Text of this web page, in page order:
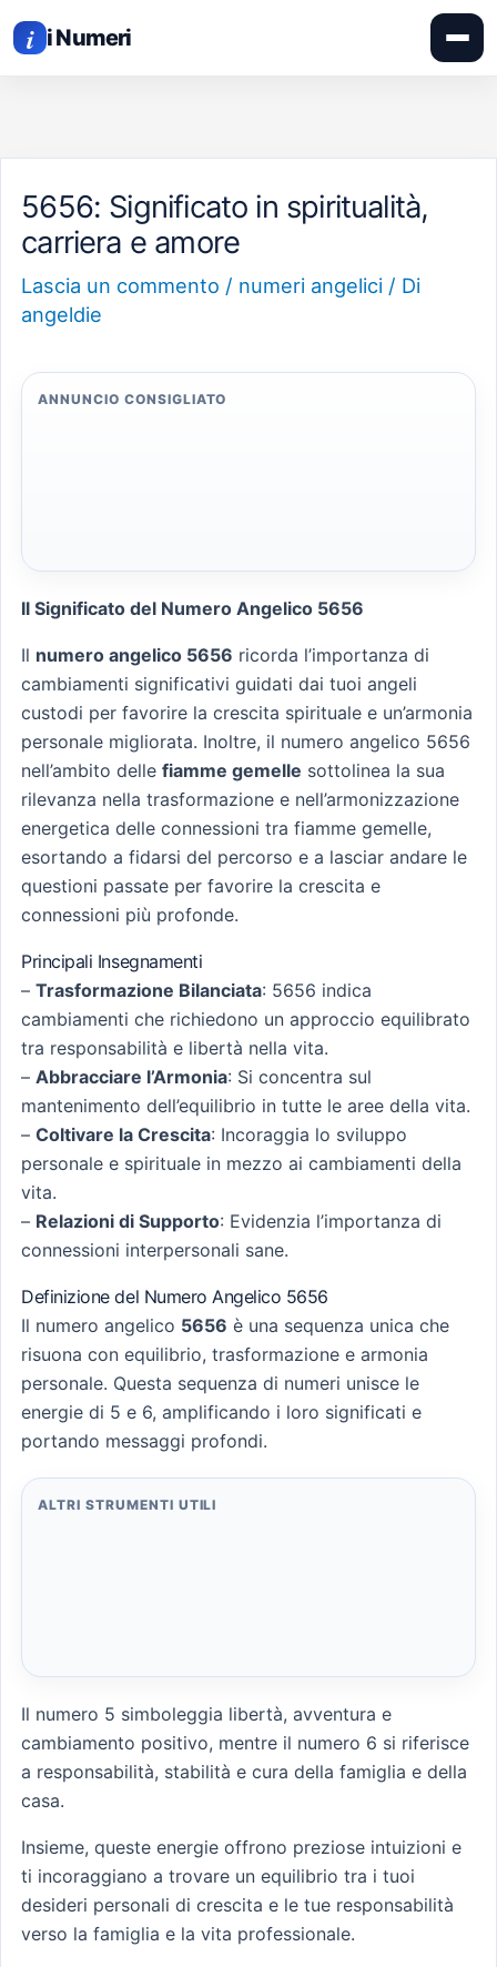
i i Numeri
IL
al
5656: Significato in spiritualità,
carriera e amore
Lascia un commento / numeri angelici / Di
angeldie
ANNUNCIO CONSIGLIATO
Il Significato del Numero Angelico 5656
Il numero angelico 5656 ricorda l’importanza di
cambiamenti significativi guidati dai tuoi angeli
custodi per favorire la crescita spirituale e un’armonia
personale migliorata. Inoltre, il numero angelico 5656
nell’ambito dellefiamme gemelle sottolinea la sua
rilevanza nella trasformazione e nell’armonizzazione
energetica delle connessioni tra fiamme gemelle,
esortando a fidarsi del percorso e a lasciar andare le
questioni passate per favorire la crescita e
connessioni più profonde.
Principali Insegnamenti
–Trasformazione Bilanciata: 5656 indica
cambiamenti che richiedono un approccio equilibrato
tra responsabilità e libertà nella vita.
–Abbracciare l’Armonia: Si concentra sul
mantenimento dell’equilibrio in tutte le aree della vita.
–Coltivare la Crescita: Incoraggia lo sviluppo
personale e spirituale in mezzo ai cambiamenti della
vita.
– Relazioni di Supporto: Evidenzia l’importanza di
connessioni interpersonali sane.
Definizione del Numero Angelico 5656
Il numero angelico 5656 è una sequenza unica che
risuona con equilibrio, trasformazione e armonia
personale. Questa sequenza di numeri unisce le
energie di 5 e 6, amplificando i loro significati e
portando messaggi profondi.
ALTRI STRUMENTI UTILI
Il numero 5 simboleggia libertà, avventura e
cambiamento positivo, mentre il numero 6 si riferisce
a responsabilità, stabilità e cura della famiglia e della
casa.
Insieme, queste energie offrono preziose intuizioni e
ti incoraggiano a trovare un equilibrio tra i tuoi
desideri personali di crescita e le tue responsabilità
verso la famiglia e la vita professionale.